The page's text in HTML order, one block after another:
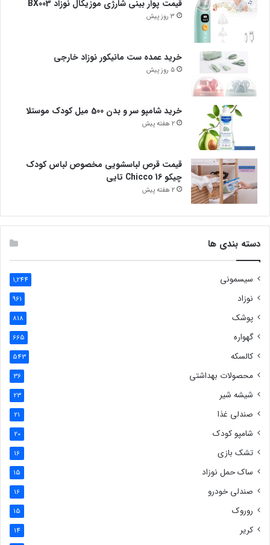
قیمت پوار بینی شارژی موزیکال نوزاد BX003
3 روز پیش
خرید عمده ست مانیکور نوزاد خارجی
5 روز پیش
خرید شامپو سر و بدن 500 میل کودک موستلا
2 هفته پیش
قیمت قرص لباسشویی مخصوص لباس کودک
چیکو Chicco 16 تایی
2 هفته پیش
دسته بندی ها
سیسمونی 1,244
نوزاد 961
پوشک 818
گهواره 665
کالسکه 543
محصولات بهداشتی 36
شیشه شیر 23
صندلی غذا 21
شامپو کودک 20
تشک بازی 16
ساک حمل نوزاد 15
صندلی خودرو 16
روروک 15
کریر 14